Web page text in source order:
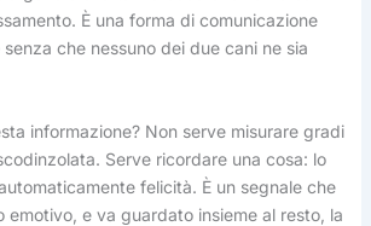
È una forma di comunicazione
che nessuno dei due cani ne sia
informazione? Non serve misurare gradi
Serve ricordare una cosa: lo
felicità. È un segnale che
emotivo, e va guardato insieme al resto, la